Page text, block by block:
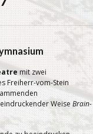
mit zwei
Freiherr-vom-Stein
Weise Brain-